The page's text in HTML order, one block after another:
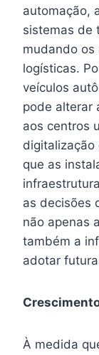
automação,
sistemas de
mudando os
logísticas.
veículos
pode alterar
aos centros
digitalização
que as
as decisões
não apenas
também a
adotar
À medida